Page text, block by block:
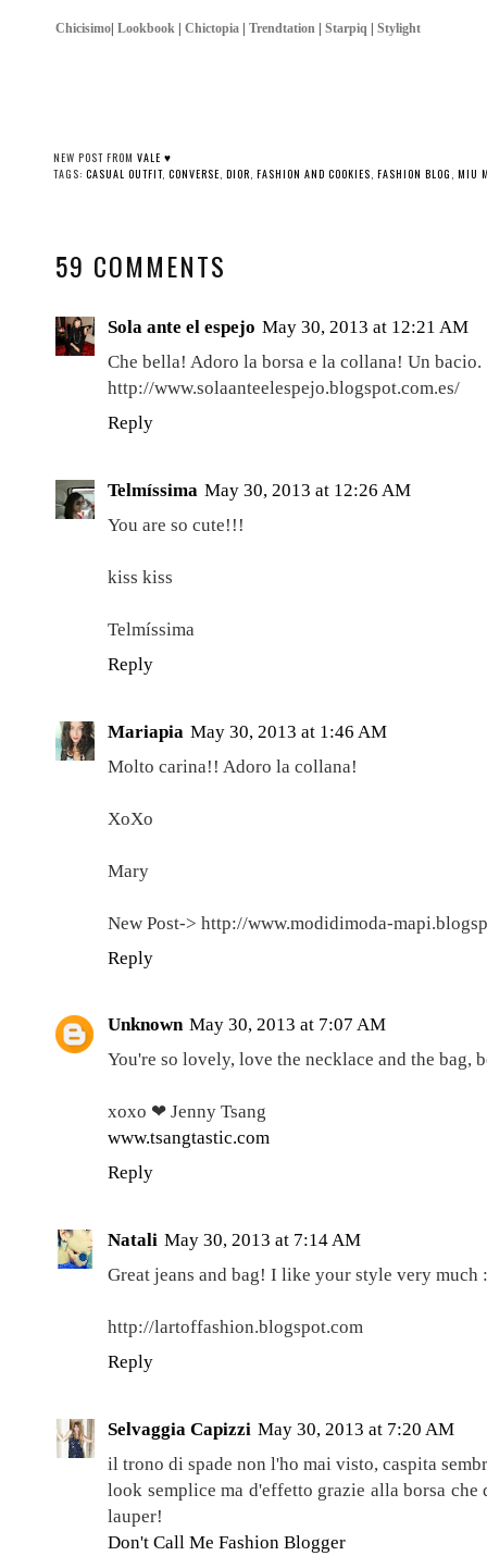
Chicisimo Lookbook Chictopia Trendtation Starpiq Stylight
NEW POST FROM VALE ♥
TAGS: CASUAL OUTFIT, CONVERSE, DIOR, FASHION AND COOKIES, FASHION BLOG , MIU
59 COMMENTS
Sola ante el espejo May 30, 2013 at 12:21 AM
Che bella! Adoro la borsa e la collana! Un bacio.
http://www.solaanteelespejo.blogspot.com.es/
Reply
Telmíssima May 30, 2013 at 12:26 AM
You are so cute!!!
kiss kiss
Telmíssima
Reply
Mariapia May 30, 2013 at 1:46 AM
Molto carina!! Adoro la collana!
XoXo
Mary
New Post-> http://www.modidimoda-
Reply
Unknown May 30, 2013 at 7:07 AM
You're so lovely, love the necklace and the bag,
xoxo ❤ Jenny Tsang
www.tsangtastic.com
Reply
Natali May 30, 2013 at 7:14 AM
Great jeans and bag! I like your style very much
http://lartoffashion.blogspot.com
Reply
Selvaggia Capizzi May 30, 2013 at 7:20 AM
il trono di spade non l'ho mai visto, caspita
look semplice ma d'effetto grazie alla borsa
lauper!
Don't Call Me Fashion Blogger